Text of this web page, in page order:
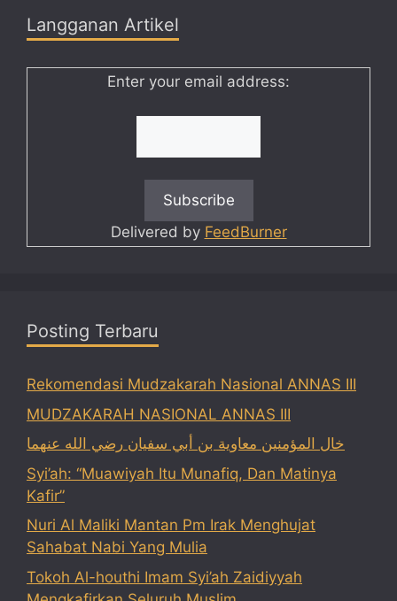
Langganan Artikel
Enter your email address:
Delivered by FeedBurner
Posting Terbaru
Rekomendasi Mudzakarah Nasional ANNAS III
MUDZAKARAH NASIONAL ANNAS III
خال المؤمنين معاوية بن أبي سفيان رضي الله عنهما
Syi’ah: “Muawiyah Itu Munafiq, Dan Matinya
Kafir”
Nuri Al Maliki Mantan Pm Irak Menghujat
Sahabat Nabi Yang Mulia
Tokoh Al-houthi Imam Syi’ah Zaidiyyah